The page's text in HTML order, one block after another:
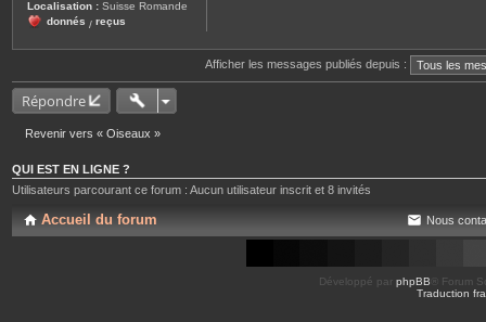
Localisation : Suisse Romande
donnés / reçus
Afficher les messages publiés depuis :
Répondre
Revenir vers « Oiseaux »
QUI EST EN LIGNE ?
Utilisateurs parcourant ce forum : Aucun utilisateur inscrit et 8 invités
Accueil du forum Nous
Développé par phpBB ® Forum
Traduction